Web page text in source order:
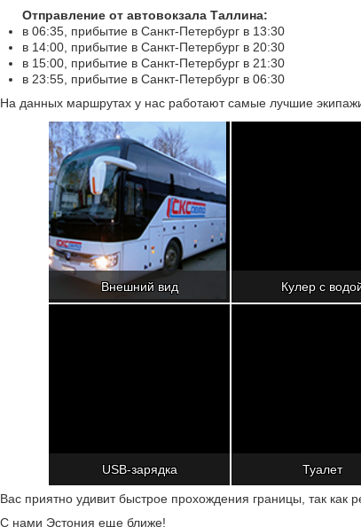
Отправление от автовокзала Таллина:
в 06:35, прибытие в Санкт-Петербург в 13:30
в 14:00, прибытие в Санкт-Петербург в 20:30
в 15:00, прибытие в Санкт-Петербург в 21:30
в 23:55, прибытие в Санкт-Петербург в 06:30
На данных маршрутах у нас работают самые лучшие
Внешний вид Кулер с
USB-зарядка Туалет
Вас приятно удивит быстрое прохождения границы, так
C нами Эстония еще ближе!